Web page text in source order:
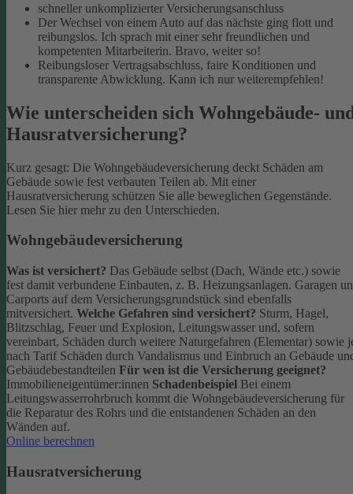
schneller unkomplizierter Versicherungsanschluss
Der Wechsel von einem Auto auf das nächste ging flott und
reibungslos. Ich sprach mit einer sehr freundlichen und
kompetenten Mitarbeiterin. Bravo, weiter so!
Reibungsloser Vertragsabschluss, faire Konditionen und
transparente Abwicklung. Kann ich nur weiterempfehlen!
Wie unterscheiden sich Wohngebäude-
Hausratversicherung?
Kurz gesagt: Die Wohngebäudeversicherung deckt Schäden am
Gebäude sowie fest verbauten Teilen ab. Mit einer
Hausratversicherung schützen Sie alle beweglichen Gegenstände.
Lesen Sie hier mehr zu den Unterschieden.
Wohngebäudeversicherung
Was ist versichert? Das Gebäude selbst (Dach, Wände etc.) sowie
fest damit verbundene Einbauten, z. B. Heizungsanlagen. Garagen
Carports auf dem Versicherungsgrundstück sind ebenfalls
mitversichert. Welche Gefahren sind versichert? Sturm, Hagel,
Blitzschlag, Feuer und Explosion, Leitungswasser und, sofern
vereinbart, Schäden durch weitere Naturgefahren (Elementar) sowie
nach Tarif Schäden durch Vandalismus und Einbruch an Gebäude
Gebäudebestandteilen Für wen ist die Versicherung geeignet?
Immobilieneigentümer:innen Schadenbeispiel Bei einem
Leitungswasserrohrbruch kommt die Wohngebäudeversicherung für
die Reparatur des Rohrs und die entstandenen Schäden an den
Wänden auf.
Online berechnen
Hausratversicherung